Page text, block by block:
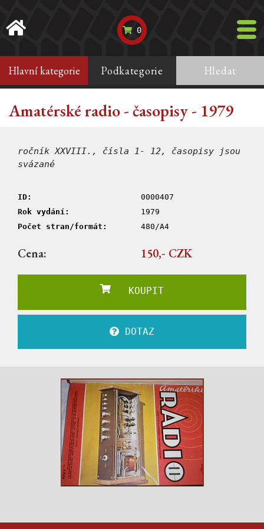
0
Hlavní kategorie Podkategorie Hledat
Amatérské radio - časopisy - 1979
ročník XXVIII., čísla 1- 12, časopisy jsou
svázané
ID:
0000407
Rok vydání:
1979
Počet stran/formát:
480/A4
Cena: 150,- CZK
KOUPIT
DOTAZ